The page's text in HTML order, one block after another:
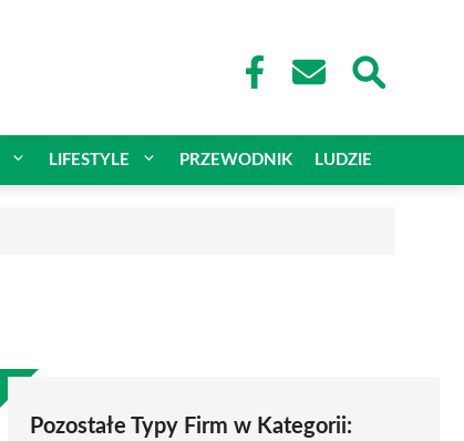
LIFESTYLE PRZEWODNIK LUDZIE
Pozostałe Typy Firm w Kategorii: